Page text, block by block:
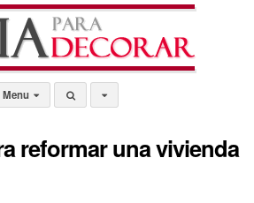
Menu
reformar una vivienda